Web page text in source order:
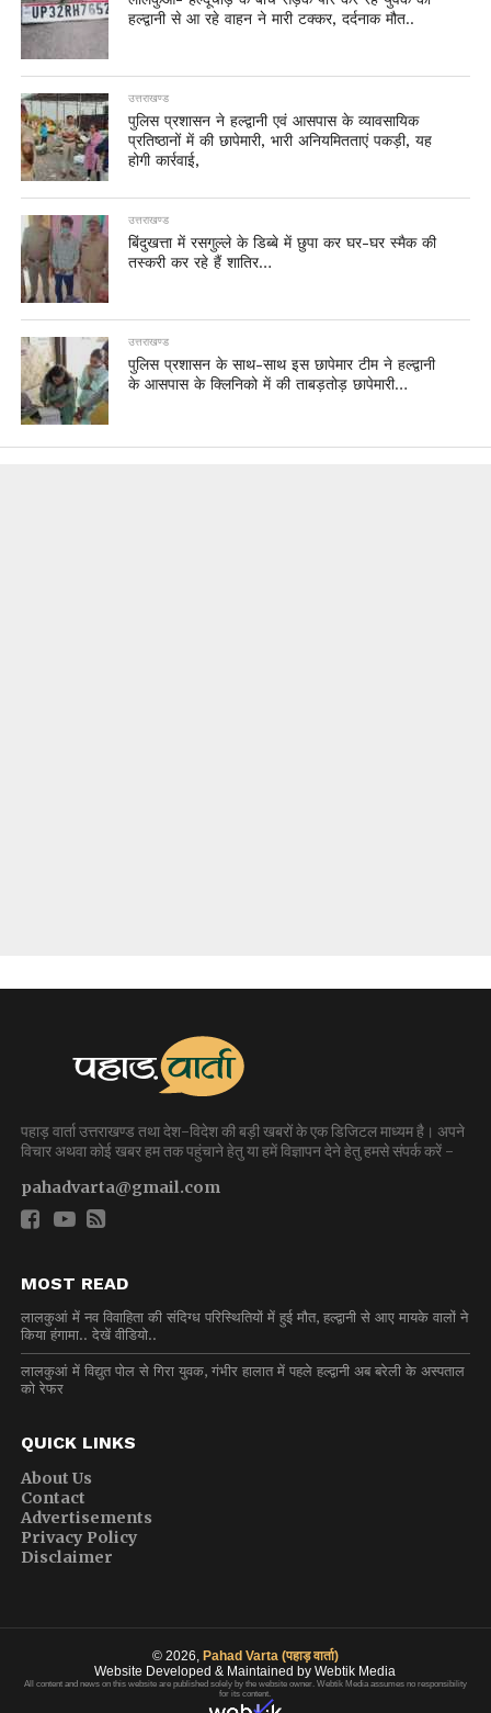
हल्द्वानी से आ रहे वाहन ने मारी टक्कर, दर्दनाक मौत..
उत्तराखण्ड
पुलिस प्रशासन ने हल्द्वानी एवं आसपास के व्यावसायिक
प्रतिष्ठानों में की छापेमारी, भारी अनियमितताएं पकड़ी, यह
होगी कार्रवाई,
उत्तराखण्ड
बिंदुखत्ता में रसगुल्ले के डिब्बे में छुपा कर घर-घर स्मैक की
तस्करी कर रहे हैं शातिर…
उत्तराखण्ड
पुलिस प्रशासन के साथ-साथ इस छापेमार टीम ने हल्द्वानी
के आसपास के क्लिनिको में की ताबड़तोड़ छापेमारी…
पहाड़ वार्ता उत्तराखण्ड तथा देश-विदेश की बड़ी खबरों के एक डिजिटल माध्यम है। अपने
विचार अथवा कोई खबर हम तक पहुंचाने हेतु या हमें विज्ञापन देने हेतु हमसे संपर्क करें -
pahadvarta@gmail.com
MOST READ
लालकुआं में नव विवाहिता की संदिग्ध परिस्थितियों में हुई मौत, हल्द्वानी से आए मायके वालों ने
किया हंगामा.. देखें वीडियो..
लालकुआं में विद्युत पोल से गिरा युवक, गंभीर हालात में पहले हल्द्वानी अब बरेली के अस्पताल
को रेफर
QUICK LINKS
About Us
Contact
Advertisements
Privacy Policy
Disclaimer
© 2026, Pahad Varta (पहाड़ वार्ता)
Website Developed & Maintained by Webtik Media
All content and news on this website are published solely by the website owner. Webtik Media assumes no responsibility
for its content.